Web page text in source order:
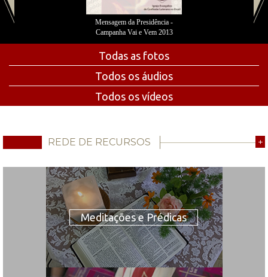
Mensagem da Presidência -
Campanha Vai e Vem 2013
Todas as fotos
Todos os áudios
Todos os vídeos
REDE DE RECURSOS +
Meditações e Prédicas